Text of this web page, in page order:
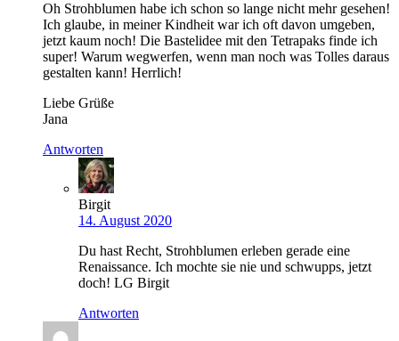
Oh Strohblumen habe ich schon so lange nicht mehr gesehen!
Ich glaube, in meiner Kindheit war ich oft davon umgeben,
jetzt kaum noch! Die Bastelidee mit den Tetrapaks finde ich
super! Warum wegwerfen, wenn man noch was Tolles daraus
gestalten kann! Herrlich!
Liebe Grüße
Jana
Antworten
Birgit
14. August 2020
Du hast Recht, Strohblumen erleben gerade eine
Renaissance. Ich mochte sie nie und schwupps, jetzt
doch! LG Birgit
Antworten